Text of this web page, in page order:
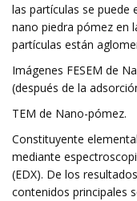
las partículas se puede
nano piedra pómez en
partículas están
Imágenes FESEM de
(después de la
TEM de Nano-pómez.
Constituyente
mediante
(EDX). De los
contenidos principales